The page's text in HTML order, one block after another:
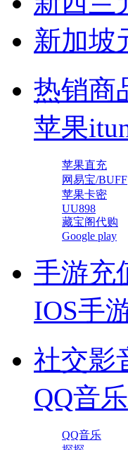
新加坡
热销商
苹果
苹果直充
网易宝/BUFF
苹果卡密
UU898
藏宝阁代购
Google play
手游充
IOS手
社交影
QQ音乐
QQ音乐